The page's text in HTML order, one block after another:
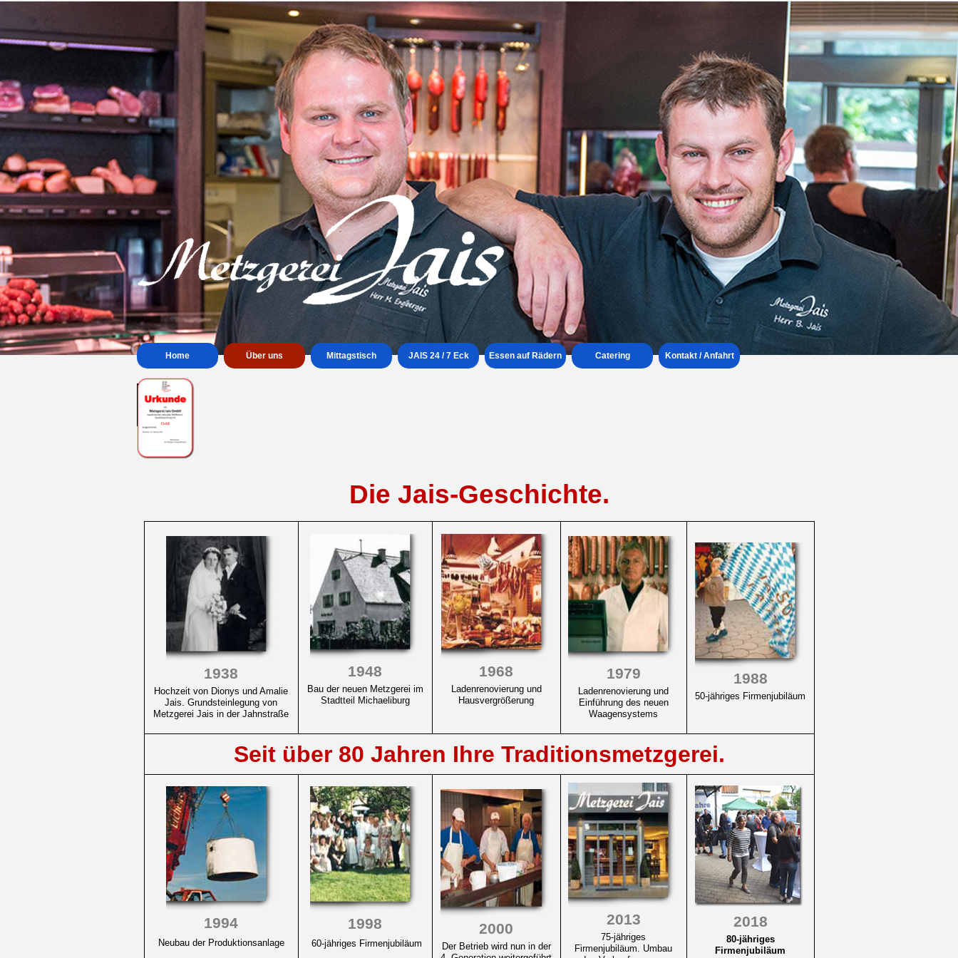
Direkt zum Seiteninhalt
Menü überspringen
Home Über uns ▼
Mittagstisch JAIS 24 / 7 Eck Essen auf Rädern Catering Kontakt / Anfahrt
Menü überspringen
Die Jais-Geschichte.
1938
Hochzeit von Dionys und Amalie
Jais. Grundsteinlegung von
Metzgerei Jais in der Jahnstraße
1948
Bau der neuen Metzgerei im
Stadtteil Michaeliburg
1968
Ladenrenovierung und
Hausvergrößerung
1979
Ladenrenovierung und
Einführung des neuen
Waagensystems
1988
50-jähriges Firmenjubiläum
Seit über 80 Jahren Ihre Traditionsmetzgerei.
1994
Neubau der Produktionsanlage
1998
60-jähriges Firmenjubiläum
2000
Der Betrieb wird nun in der
2013
75-jähriges
Firmenjubiläum. Umbau
2018
80-jähriges
Firmenjubiläum